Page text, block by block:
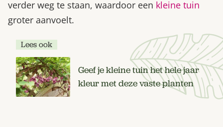
verder weg te staan, waardoor een kleine tuin
groter aanvoelt.
Lees ook
Geef je kleine tuin het hele jaar
kleur met deze vaste planten